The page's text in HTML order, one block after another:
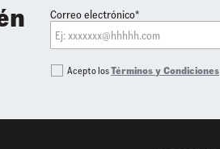
Correo electrónico*
Acepto losTérminos y Condiciones